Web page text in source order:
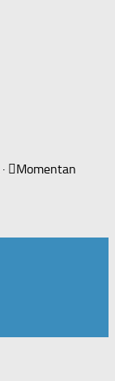
·
Momentan